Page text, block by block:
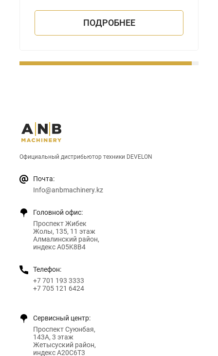
ПОДРОБНЕЕ
Официальный дистрибьютор техники DEVELON
Почта:
Info@anbmachinery.kz
Головной офис:
Проспект Жибек
Жолы, 135, 11 этаж
Алмалинский район,
индекс A05K8B4
Телефон:
+7 701 193 3333
+7 705 121 6424
Сервисный центр:
Проспект Суюнбая,
143А, 3 этаж
Жетысуский район,
индекс A20C6T3